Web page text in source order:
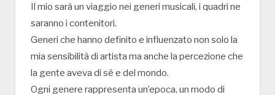
Il mio sarà un viaggio nei generi musicali, i quadri ne
saranno i contenitori.
Generi che hanno definito e influenzato non solo la
mia sensibilità di artista ma anche la percezione che
la gente aveva di sé e del mondo.
Ogni genere rappresenta un’epoca, un modo di